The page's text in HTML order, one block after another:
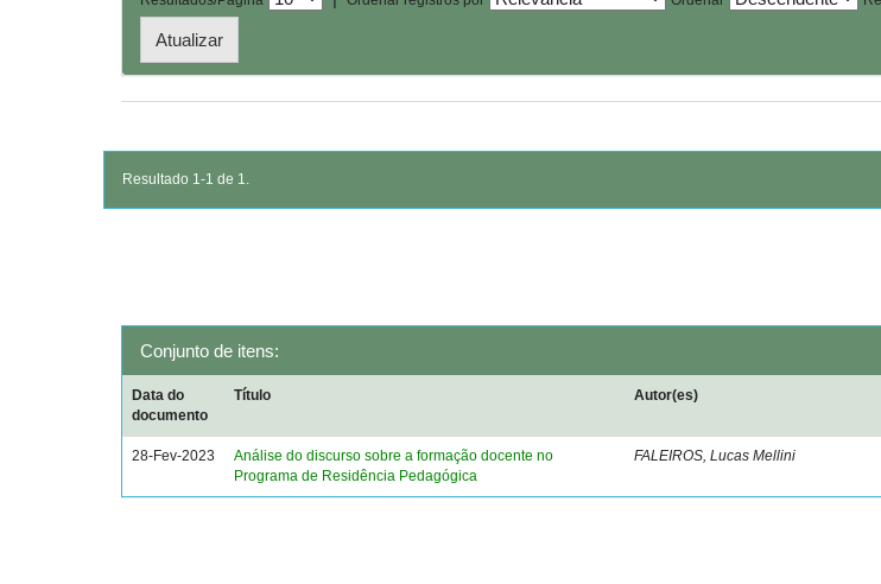
Resultado 1-1 de 1.
Conjunto de itens:
Data do
documento
Título Autor(es)
28-Fev-2023
Análise do discurso sobre a formação docente no
Programa de Residência Pedagógica
FALEIROS, Lucas Mellini